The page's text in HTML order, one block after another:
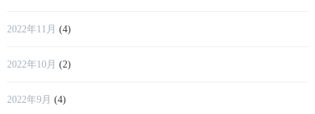
2022年11月 (4)
2022年10月 (2)
2022年9月 (4)